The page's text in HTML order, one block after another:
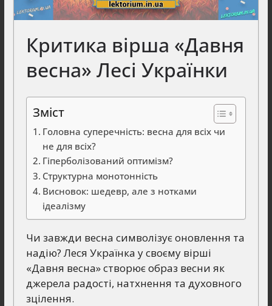
Критика вірша «Давня
весна» Лесі Українки
Зміст
Головна суперечність: весна для всіх чи
не для всіх?
Гіперболізований оптимізм?
Структурна монотонність
Висновок: шедевр, але з нотками
ідеалізму
Чи завжди весна символізує оновлення та
надію? Леся Українка у своєму вірші
«Давня весна» створює образ весни як
джерела радості, натхнення та духовного
зцілення.